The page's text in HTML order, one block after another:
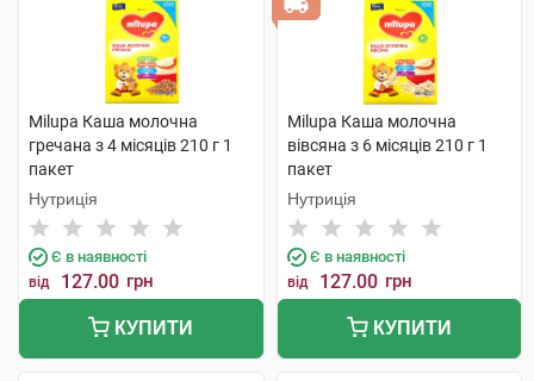
Milupa Каша молочна
гречана з 4 місяців 210 г 1
пакет
Нутриція
Є в наявності
від 127.00 грн
КУПИТИ
Milupa Каша молочна
вівсяна з 6 місяців 210 г 1
пакет
Нутриція
Є в наявності
від 127.00 грн
КУПИТИ